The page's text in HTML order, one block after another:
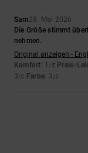
Sam28. Mai 2026
Die Größe stimmt
nehmen.
Original anzeigen -
Komfort: 1 /5 Preis-
3/5 Farbe: 3/5